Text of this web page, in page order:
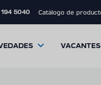
5040 Catálogo de
VACANTES